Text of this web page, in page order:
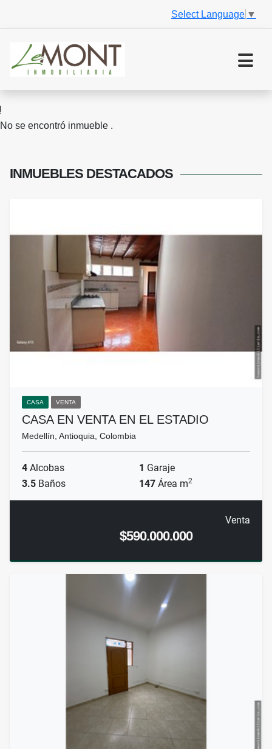
Select Language ▼
No se encontró inmueble .
INMUEBLES DESTACADOS
CASA VENTA
CASA EN VENTA EN EL ESTADIO
Medellín, Antioquia, Colombia
4 Alcobas 1 Garaje
3.5 Baños 147 Área m2
Venta
$590.000.000